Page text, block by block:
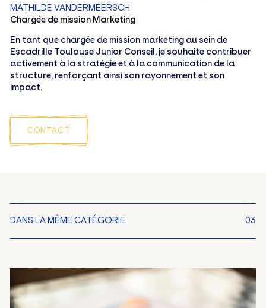
MATHILDE VANDERMEERSCH
Chargée de mission Marketing
En tant que chargée de mission marketing au sein de
Escadrille Toulouse Junior Conseil, je souhaite contribuer
activement à la stratégie et à la communication de la
structure, renforçant ainsi son rayonnement et son
impact.
CONTACT
DANS LA MÊME CATÉGORIE 03